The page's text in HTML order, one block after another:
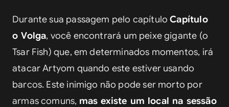
Durante sua passagem pelo capítulo Capítulo
o Volga, você encontrará um peixe gigante (o
Tsar Fish) que, em determinados momentos, irá
atacar Artyom quando este estiver usando
barcos. Este inimigo não pode ser morto por
armas comuns, mas existe um local na sessão